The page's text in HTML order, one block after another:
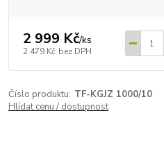
2 999 Kč/ks
2 479 Kč bez DPH
Číslo produktu: TF-KGJZ 1000/10
Hlídat cenu / dostupnost